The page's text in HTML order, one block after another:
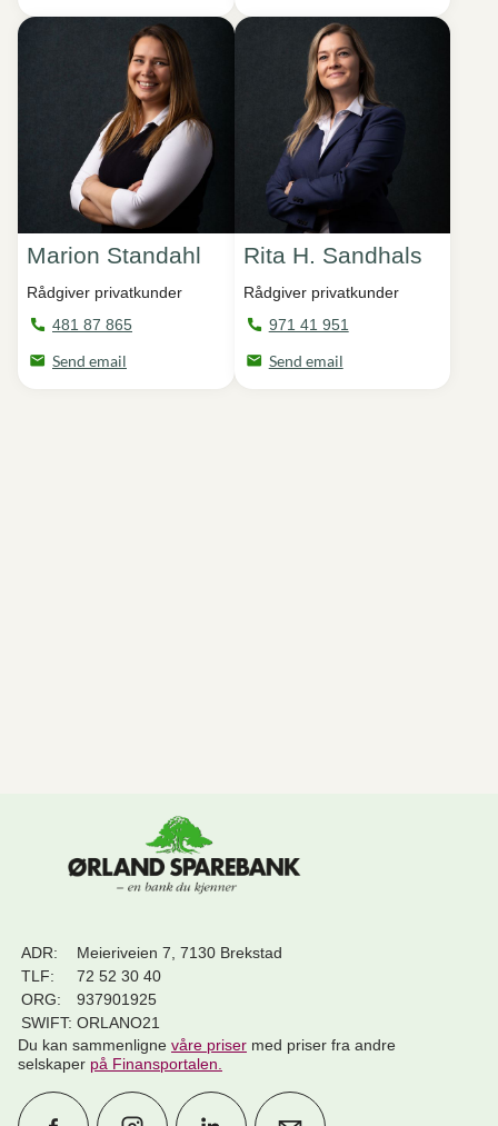
Marion Standahl
Rådgiver privatkunder
481 87 865
Send email
Rita H. Sandhals
Rådgiver privatkunder
971 41 951
Send email
ADR:
Meieriveien 7, 7130 Brekstad
TLF:
72 52 30 40
ORG:
937901925
SWIFT: ORLANO21
Du kan sammenligne våre priser med priser fra andre
selskaper på Finansportalen